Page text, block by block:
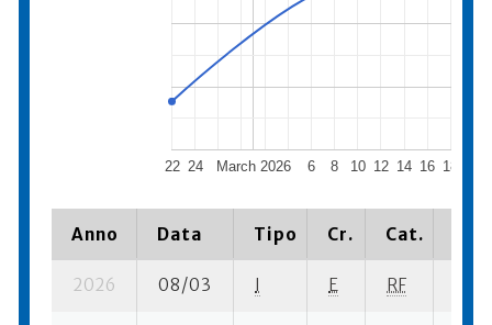
March 2026
22 24 6 8 10 12 14 16 18
Anno Data Tipo Cr. Cat.
2026 08/03 I E RF